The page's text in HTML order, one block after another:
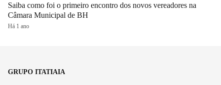
Saiba como foi o primeiro encontro dos novos vereadores na
Câmara Municipal de BH
Há 1 ano
GRUPO ITATIAIA